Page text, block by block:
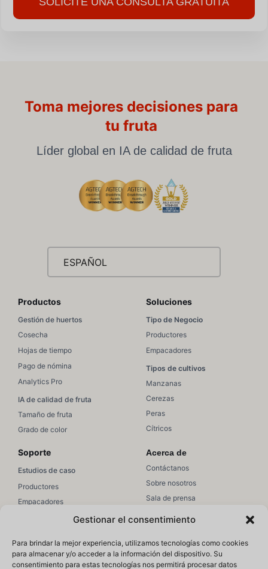
Gestionar el consentimiento
Para brindar la mejor experiencia, utilizamos tecnologías como cookies
para almacenar y/o acceder a la información del dispositivo. Su
consentimiento para estas tecnologías nos permitirá procesar datos
Toma mejores decisiones para
tu fruta
Líder global en IA de calidad de fruta
ESPAÑOL
Productos
Gestión de huertos
Cosecha
Hojas de tiempo
Pago de nómina
Analytics Pro
IA de calidad de fruta
Tamaño de fruta
Grado de color
Soluciones
Tipo de Negocio
Productores
Empacadores
Tipos de cultivos
Manzanas
Cerezas
Peras
Cítricos
Soporte
Estudios de caso
Productores
Empacadores
Ventas/Marketing
Recursos
Educación
Acerca de
Contáctanos
Sobre nosotros
Sala de prensa
Soporte de Hectre